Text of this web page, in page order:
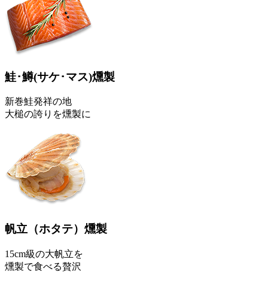
鮭･鱒(サケ･マス)燻製
新巻鮭発祥の地
大槌の誇りを燻製に
帆立 （ホタテ） 燻製
15cm級の大帆立を
燻製で食べる贅沢